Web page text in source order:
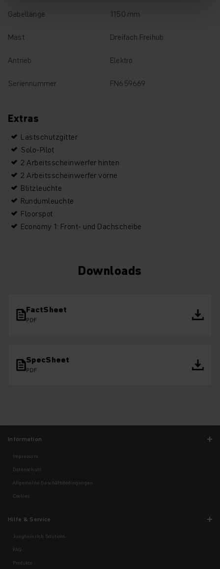
Gabellänge 1150 mm
Mast Dreifach Freihub
Antrieb Elektro
Seriennummer FN659669
Extras
Lastschutzgitter
Solo-Pilot
2 Arbeitsscheinwerfer hinten
2 Arbeitsscheinwerfer vorne
Blitzleuchte
Rundumleuchte
Floorspot
Economy 1: Front- und Dachscheibe
Downloads
FactSheet
PDF
SpecSheet
PDF
Information
Impressum
Datenschutz
Allgemeine Geschäftsbedingungen
Cookies
Hilfe & Service
Jungheinrich Solutions
FAQ
Produkte